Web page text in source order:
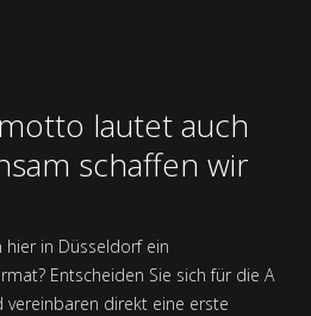
lautet auch
schaffen wir
in Düsseldorf ein
Entscheiden Sie sich für die A
vereinbaren direkt eine erste